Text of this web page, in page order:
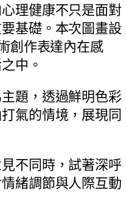
理健康不只是面對
基礎。本次圖畫設
創作表達內在感
中。
題，透過鮮明色彩
氣的情境，展現同
不同時，試著深呼
緒調節與人際互動